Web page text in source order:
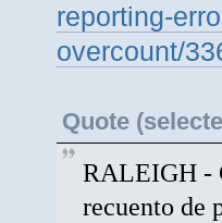
reporting-
overcount/
Quote
RALEIGH -
recuento de